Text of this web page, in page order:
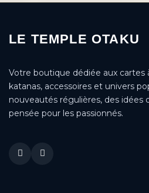
LE TEMPLE OTAKU
Votre boutique dédiée aux cartes
katanas, accessoires et univers
nouveautés régulières, des idées
pensée pour les passionnés.